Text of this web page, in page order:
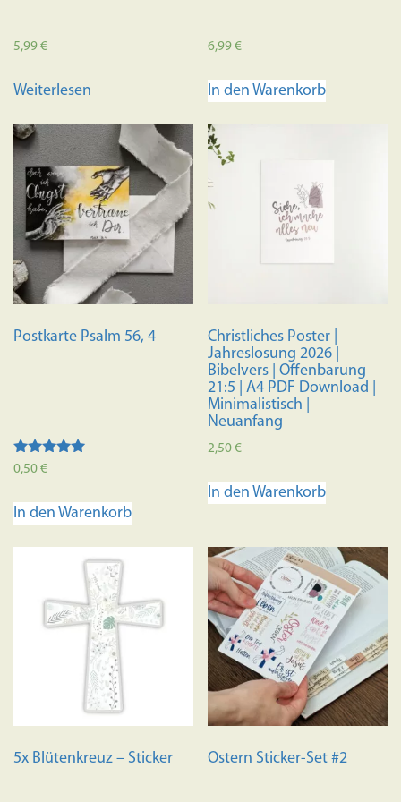
5,99€
Weiterlesen
6,99€
In den Warenkorb
Postkarte Psalm 56, 4
Bewertet mit
0,50€
In den Warenkorb
Christliches Poster |
Jahreslosung 2026 |
Bibelvers | Offenbarung
21:5 | A4 PDF Download |
Minimalistisch |
Neuanfang
2,50€
In den Warenkorb
5x Blütenkreuz – Sticker Ostern Sticker-Set #2